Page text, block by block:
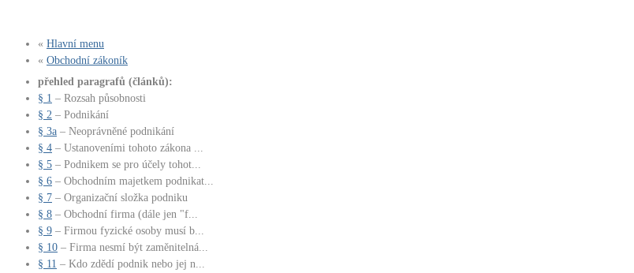
« Hlavní menu
« Obchodní zákoník
přehled paragrafů (článků):
§ 1 – Rozsah působnosti
§ 2 – Podnikání
§ 3a – Neoprávněné podnikání
§ 4 – Ustanoveními tohoto zákona ...
§ 5 – Podnikem se pro účely tohot...
§ 6 – Obchodním majetkem podnikat...
§ 7 – Organizační složka podniku
§ 8 – Obchodní firma (dále jen "f...
§ 9 – Firmou fyzické osoby musí b...
§ 10 – Firma nesmí být zaměnitelná...
§ 11 – Kdo zdědí podnik nebo jej n...